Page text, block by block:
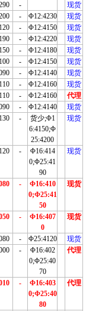
-
现货
- Φ12:4230
现货
- Φ12:4150
现货
- Φ12:4220
现货
- Φ12:4180
现货
- Φ12:4150
现货
- Φ12:4140
现货
- Φ12:4160
现货
- Φ12:4160
代理
- Φ12:4140
现货
-
货少;Φ1
6:4150;Φ
25:4200
现货
-
Φ16:414
0;Φ25:41
90
现货
-
Φ16:410
0;Φ25:41
50
现货
-
Φ16:407
0
现货
- Φ25:4120
现货
-
Φ16:402
0;Φ25:40
70
代理
-
Φ16:403
0;Φ25:40
80
代理